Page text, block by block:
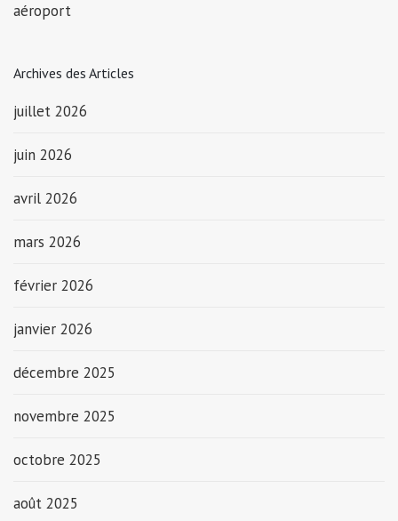
aéroport
Archives des Articles
juillet 2026
juin 2026
avril 2026
mars 2026
février 2026
janvier 2026
décembre 2025
novembre 2025
octobre 2025
août 2025